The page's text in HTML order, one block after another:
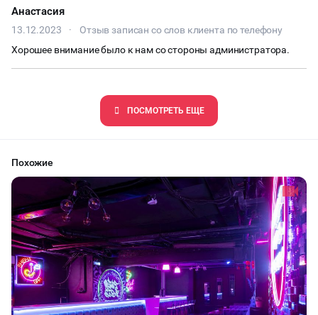
Анастасия
13.12.2023 ·
Отзыв записан со слов клиента по телефону
Хорошее внимание было к нам со стороны администратора.
ПОCМОТРЕТЬ ЕЩЕ
Похожие